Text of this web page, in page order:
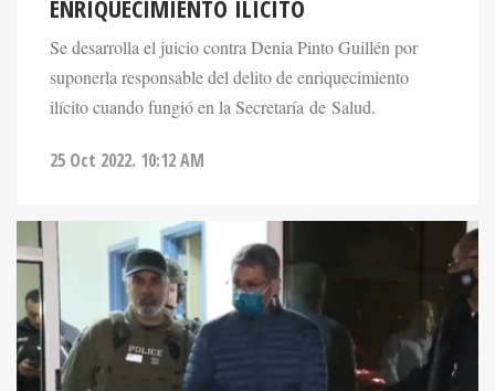
ENRIQUECIMIENTO ILÍCITO
Se desarrolla el juicio contra Denia Pinto Guillén por
suponerla responsable del delito de enriquecimiento
ilícito cuando fungió en la Secretaría de Salud.
25 Oct 2022. 10:12 AM